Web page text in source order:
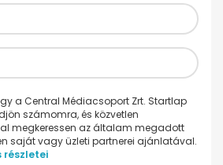
a Central Médiacsoport Zrt. Startlap
számomra, és közvetlen
megkeressen az általam megadott
saját vagy üzleti partnerei ajánlatával.
részletei